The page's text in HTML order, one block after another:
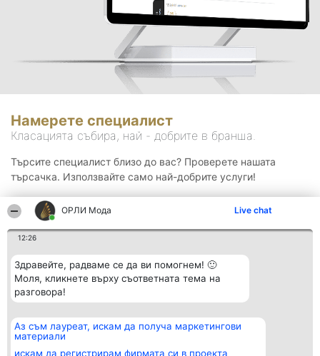
ОРЛИ Мода Live chat
12:26
Здравейте, радваме се да ви помогнем! 🙂
Моля, кликнете върху съответната тема на
разговора!
Аз съм лауреат, искам да получа маркетингови
материали
искам да регистрирам фирмата си в проекта
Намерете специалист
Класацията събира, най - добрите в бранша.
Търсите специалист близо до вас? Проверете нашата
търсачка. Използвайте само най-добрите услуги!
Организатор на
класиране
Класация Контакти